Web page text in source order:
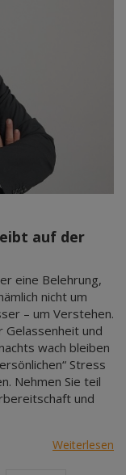
auf der
eine Belehrung,
nicht um
– um Verstehen.
Gelassenheit und
wach bleiben
Stress
Nehmen Sie teil
und
Weiterlesen